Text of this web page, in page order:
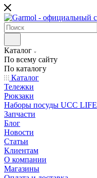
Каталог
По всему сайту
По каталогу
Каталог
Тележки
Рюкзаки
Наборы посуды UCC LIFE
Запчасти
Блог
Новости
Статьи
Клиентам
О компании
Магазины